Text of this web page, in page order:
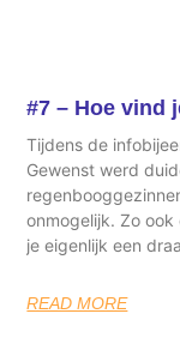
#7 – Hoe vind
Tijdens de
Gewenst werd
onmogelijk. Zo
je eigenlijk een
READ MORE